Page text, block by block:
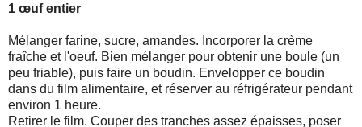
1 œuf entier
Mélanger farine, sucre, amandes. Incorporer la crème
fraîche et l'oeuf. Bien mélanger pour obtenir une boule (un
peu friable), puis faire un boudin. Envelopper ce boudin
dans du film alimentaire, et réserver au réfrigérateur pendant
environ 1 heure.
Retirer le film. Couper des tranches assez épaisses, poser